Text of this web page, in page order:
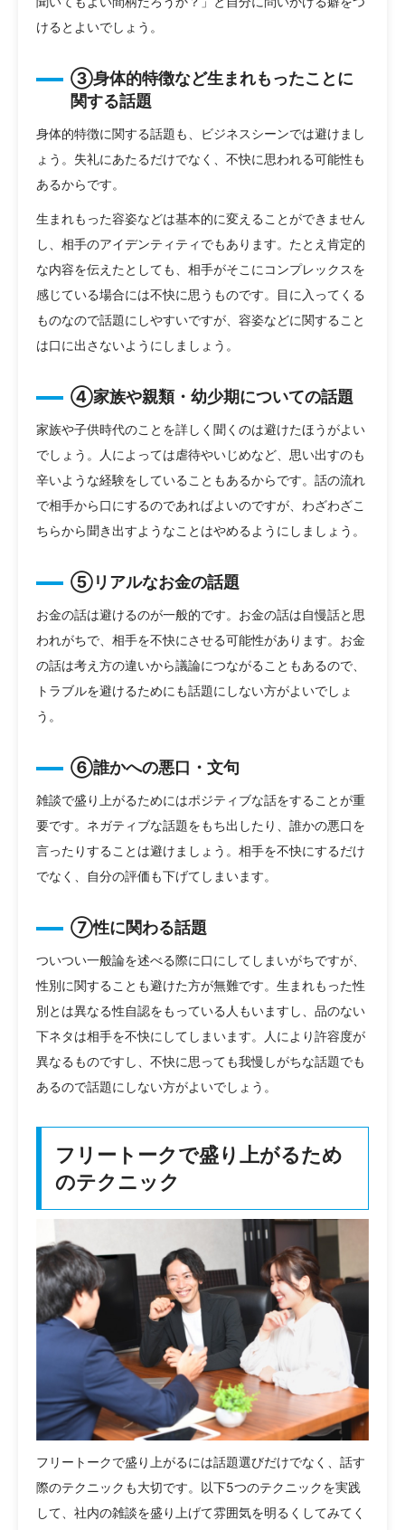
けるとよいでしょう。
③身体的特徴など生まれもったことに
関する話題
身体的特徴に関する話題も、ビジネスシーンでは避けまし
ょう。失礼にあたるだけでなく、不快に思われる可能性も
あるからです。
生まれもった容姿などは基本的に変えることができません
し、相手のアイデンティティでもあります。たとえ肯定的
な内容を伝えたとしても、相手がそこにコンプレックスを
感じている場合には不快に思うものです。目に入ってくる
ものなので話題にしやすいですが、容姿などに関すること
は口に出さないようにしましょう。
④家族や親類・幼少期についての話題
家族や子供時代のことを詳しく聞くのは避けたほうがよい
でしょう。人によっては虐待やいじめなど、思い出すのも
辛いような経験をしていることもあるからです。話の流れ
で相手から口にするのであればよいのですが、わざわざこ
ちらから聞き出すようなことはやめるようにしましょう。
⑤リアルなお金の話題
お金の話は避けるのが一般的です。お金の話は自慢話と思
われがちで、相手を不快にさせる可能性があります。お金
の話は考え方の違いから議論につながることもあるので、
トラブルを避けるためにも話題にしない方がよいでしょ
う。
⑥誰かへの悪口・文句
雑談で盛り上がるためにはポジティブな話をすることが重
要です。ネガティブな話題をもち出したり、誰かの悪口を
言ったりすることは避けましょう。相手を不快にするだけ
でなく、自分の評価も下げてしまいます。
⑦性に関わる話題
ついつい一般論を述べる際に口にしてしまいがちですが、
性別に関することも避けた方が無難です。生まれもった性
別とは異なる性自認をもっている人もいますし、品のない
下ネタは相手を不快にしてしまいます。人により許容度が
異なるものですし、不快に思っても我慢しがちな話題でも
あるので話題にしない方がよいでしょう。
フリートークで盛り上がるため
のテクニック
フリートークで盛り上がるには話題選びだけでなく、話す
際のテクニックも大切です。以下5つのテクニックを実践
して、社内の雑談を盛り上げて雰囲気を明るくしてみてく